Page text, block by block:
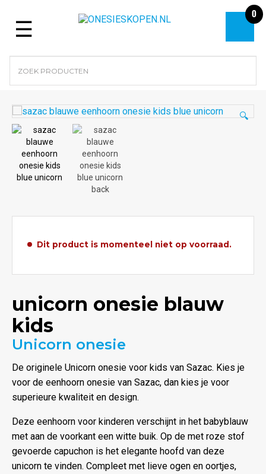
Menu
0
🔍
Dit product is momenteel niet op voorraad.
unicorn onesie blauw
kids
Unicorn onesie
De originele Unicorn onesie voor kids van Sazac. Kies je
voor de eenhoorn onesie van Sazac, dan kies je voor
superieure kwaliteit en design.
Deze eenhoorn voor kinderen verschijnt in het babyblauw
met aan de voorkant een witte buik. Op de met roze stof
gevoerde capuchon is het elegante hoofd van deze
unicorn te vinden. Compleet met lieve ogen en oortjes,